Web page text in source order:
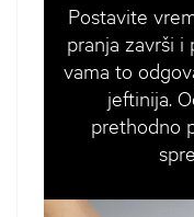
Postavite
pranja završi i
vama to
jeftinija.
prethodno